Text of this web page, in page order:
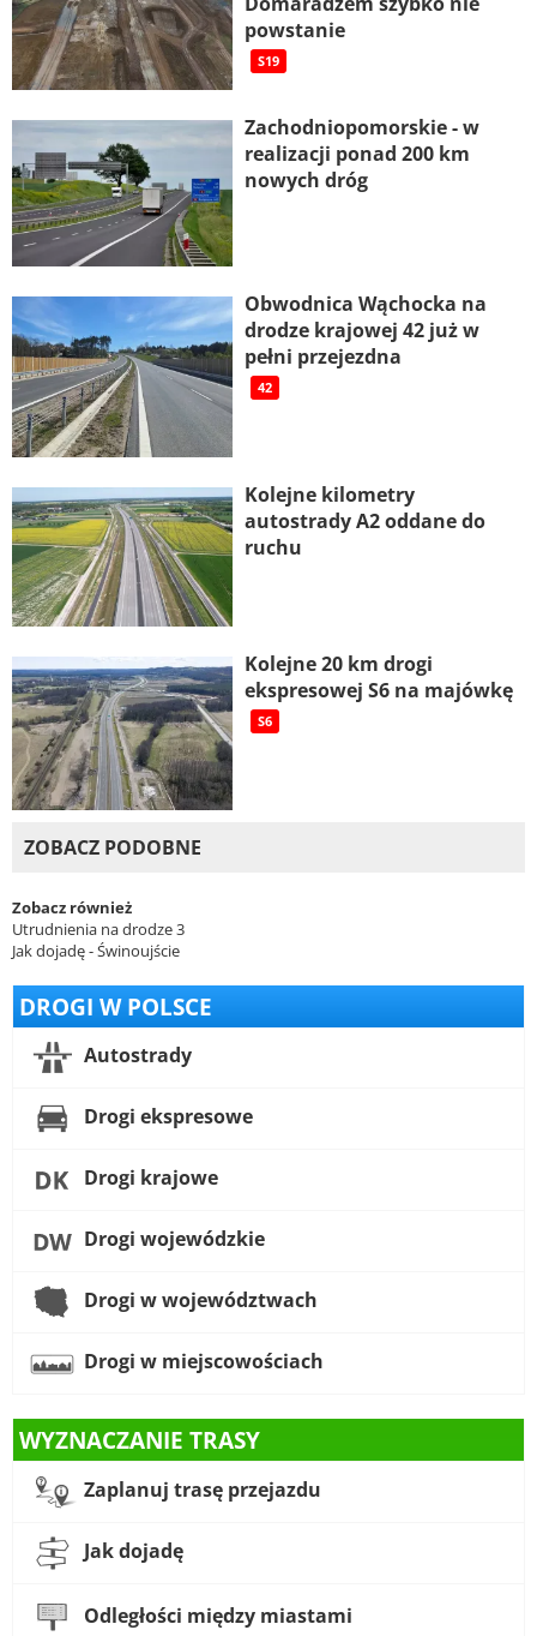
powstanie
S19
Zachodniopomorskie - w
realizacji ponad 200 km
nowych dróg
Obwodnica Wąchocka na
drodze krajowej 42 już w
pełni przejezdna
42
Kolejne kilometry
autostrady A2 oddane do
ruchu
Kolejne 20 km drogi
ekspresowej S6 na majówkę
S6
ZOBACZ PODOBNE
Zobacz również
Utrudnienia na drodze 3
Jak dojadę - Świnoujście
DROGI W POLSCE
Autostrady
Drogi ekspresowe
Drogi krajowe
Drogi wojewódzkie
Drogi w województwach
Drogi w miejscowościach
WYZNACZANIE TRASY
Zaplanuj trasę przejazdu
Jak dojadę
Odległości między miastami